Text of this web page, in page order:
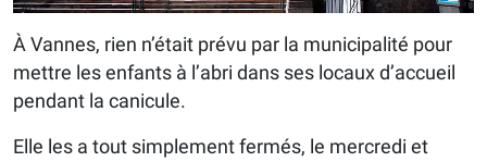
À Vannes, rien n’était prévu par la municipalité pour
mettre les enfants à l’abri dans ses locaux d’accueil
pendant la canicule.
Elle les a tout simplement fermés, le mercredi et